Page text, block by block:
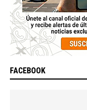
FACEBOOK